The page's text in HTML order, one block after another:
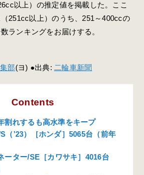
以上）の推定値を掲載した。ここ
251cc以上）のうち、251～400ccの
ランキングをお届けする。
部(ヨ) ●出典: 二輪車新聞
Contents
割れするも高水準をキープ
（’23）［ホンダ］5065台（前年
ーター/SE［カワサキ］4016台